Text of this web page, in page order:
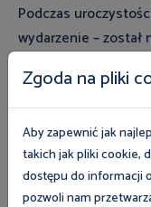
Podczas
wydarzenie – został
Zobacz
Zgoda na pliki
Aby zapewnić jak
takich jak pliki cookie,
dostępu do informacji
pozwoli nam